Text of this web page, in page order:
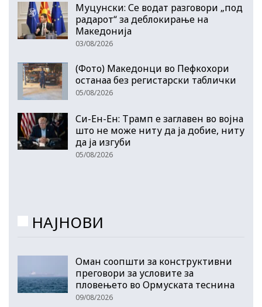
Муцунски: Се водат разговори „под
радарот“ за деблокирање на
Македонија
03/08/2026
(Фото) Македонци во Пефкохори
останаа без регистарски таблички
05/08/2026
Си-Ен-Ен: Трамп е заглавен во војна
што не може ниту да ја добие, ниту
да ја изгуби
05/08/2026
НАЈНОВИ
Оман соопшти за конструктивни
преговори за условите за
пловењето во Ормуската теснина
09/08/2026